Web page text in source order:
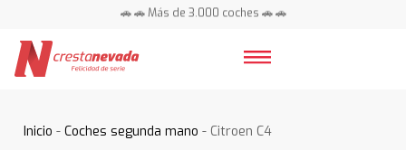
🚗 🚗 Más de 3.000 coches 🚗 🚗
Inicio -Coches segunda mano - Citroen C4